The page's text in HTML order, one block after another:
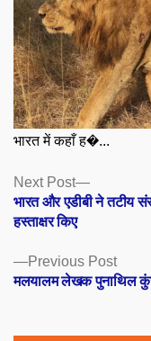
भारत में कहाँ ह�...
Posts
navigation
Previous Post
post:
मलयालम लेखक पुनाथिल
Next Post
Next
post:
भारत और एडीबी ने तटीय
हस्ताक्षर किए